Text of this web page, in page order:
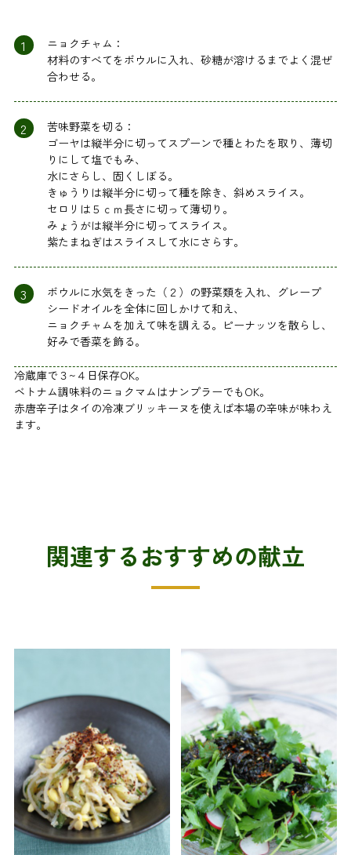
1
ニョクチャム：
材料のすべてをボウルに入れ、砂糖が溶けるまでよく混ぜ
合わせる。
2
苦味野菜を切る：
ゴーヤは縦半分に切ってスプーンで種とわたを取り、薄切
りにして塩でもみ、
水にさらし、固くしぼる。
きゅうりは縦半分に切って種を除き、斜めスライス。
セロリは５ｃｍ長さに切って薄切り。
みょうがは縦半分に切ってスライス。
紫たまねぎはスライスして水にさらす。
3
ボウルに水気をきった（２）の野菜類を入れ、グレープ
シードオイルを全体に回しかけて和え、
ニョクチャムを加えて味を調える。ピーナッツを散らし、
好みで香菜を飾る。
冷蔵庫で３~４日保存OK。
ベトナム調味料のニョクマムはナンプラーでもOK。
赤唐辛子はタイの冷凍ブリッキーヌを使えば本場の辛味が味わえ
ます。
関連するおすすめの献立